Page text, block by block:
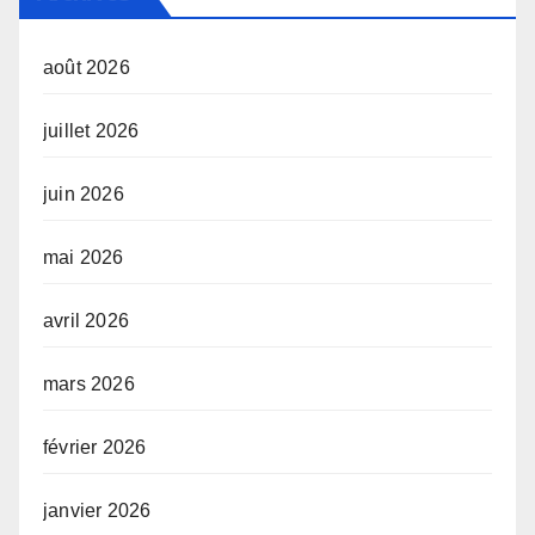
août 2026
juillet 2026
juin 2026
mai 2026
avril 2026
mars 2026
février 2026
janvier 2026